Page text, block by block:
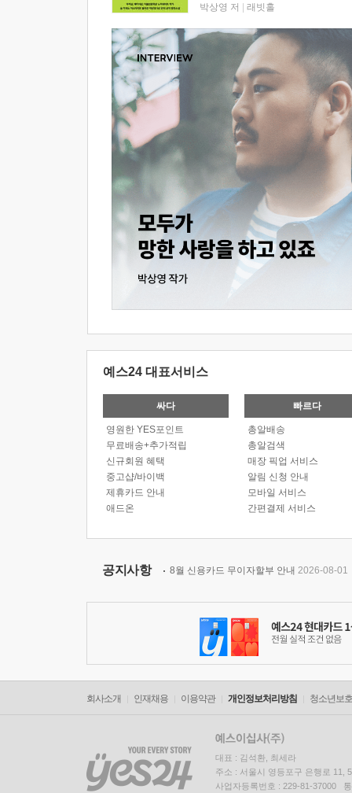
박상영 저 래빗홀
예스24 대표서비스
싸다
영원한 YES포인트
무료배송+추가적립
신규회원 혜택
중고샵/바이백
제휴카드 안내
애드온
빠르다
총알배송
총알검색
매장 픽업 서비스
알림 신청 안내
모바일 서비스
간편결제 서비스
공지사항 8월 신용카드 무이자할부 안내 2026-08-01
회사소개 인재채용 이용약관 개인정보처리방침 청소년보
대표 : 김석환, 최세라
주소 : 서울시 영등포구 은행로 11,
사업자등록번호 : 229-81-37000